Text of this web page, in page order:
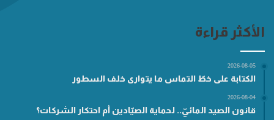
الأكثر قراءة
2026-08-05
الكتابة على خطّ التماس ما يتوارى خلف السطور
2026-08-04
قانون الصيد المائيّ.. لحماية الصيّادين أم احتكار الشركات؟